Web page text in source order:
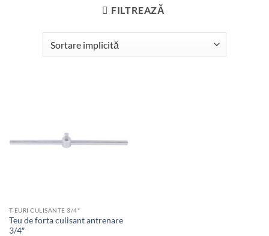
FILTREAZĂ
T-EURI CULISANTE 3/4"
Teu de forta culisant antrenare
3/4″